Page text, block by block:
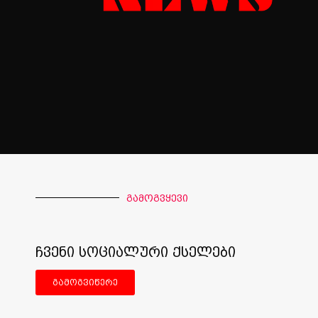
გამოგვყევი
ჩვენი სოციალური ქსელები
გამოგვიწერე